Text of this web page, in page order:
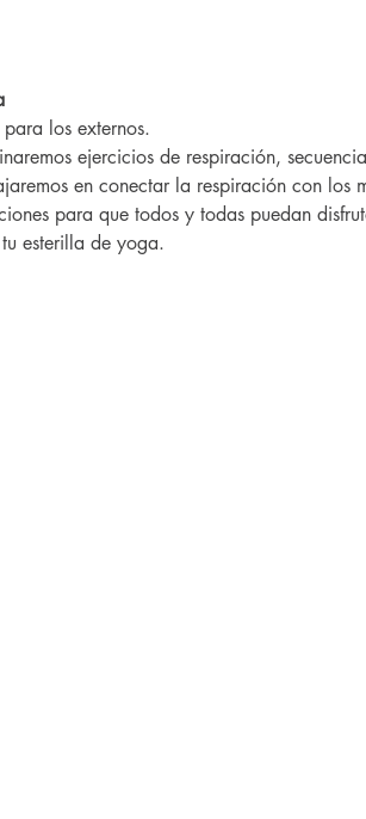
los externos.
ejercicios de respiración,
en conectar la respiración con los
para que todos y todas puedan
esterilla de yoga.